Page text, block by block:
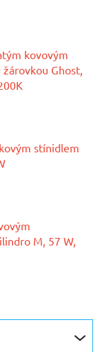
kovovým
Ghost,
stínidlem
M, 57 W,